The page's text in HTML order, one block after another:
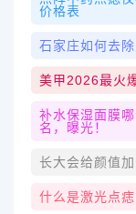
价格表
石家庄如何去
美甲2026最火
补水保湿面膜
名，曝光！
长大会给颜值加
什么是激光点痣